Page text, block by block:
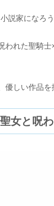
説家になろ
われた聖騎
優しい作品を
女と呪